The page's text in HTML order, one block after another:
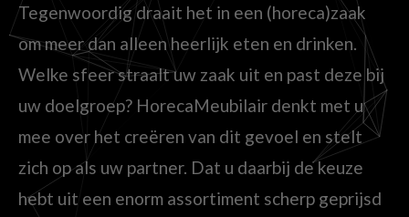
Tegenwoordig draait het in een (horeca)zaak
om meer dan alleen heerlijk eten en drinken.
Welke sfeer straalt uw zaak uit en past deze bij
uw doelgroep? HorecaMeubilair denkt met u
mee over het creëren van dit gevoel en stelt
zich op als uw partner. Dat u daarbij de keuze
hebt uit een enorm assortiment scherp geprijsd